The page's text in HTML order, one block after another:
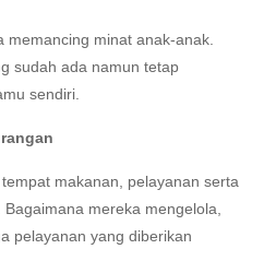
memancing minat anak-anak.
sudah ada namun tetap
sendiri.
makanan, pelayanan serta
mereka mengelola,
pelayanan yang diberikan